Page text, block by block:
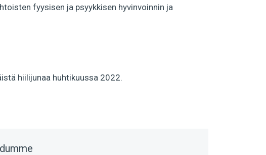
fyysisen ja psyykkisen hyvinvoinnin ja
hiilijunaa huhtikuussa 2022.